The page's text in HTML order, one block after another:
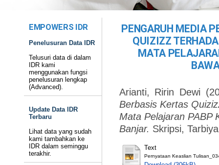
EMPOWERS IDR
Penelusuran Data IDR
Telusuri data di dalam
IDR kami
menggunakan fungsi
penelusuran lengkap
(Advanced).
Update Data IDR
Terbaru
Lihat data yang sudah
kami tambahkan ke
IDR dalam seminggu
terakhir.
PENGARUH MEDIA
QUIZIZZ
MATA
Arianti, Ririn Dewi
Berbasis Kertas
Mata Pelajaran PABP
Banjar. Skripsi,
Text
Pernyataan Keaslian